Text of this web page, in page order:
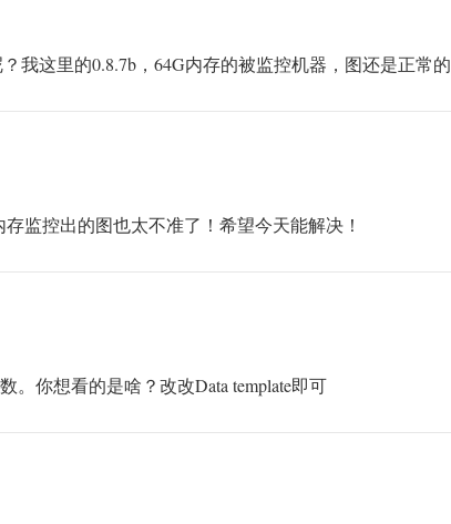
我这里的0.8.7b，64G内存的被监控机器，图还是正常的
监控出的图也太不准了！希望今天能解决！
。你想看的是啥？改改Data template即可